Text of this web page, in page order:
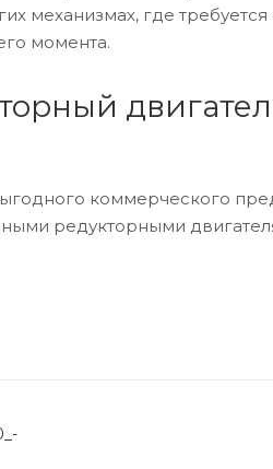
механизмах, где
момента.
коммерческого
редукторными